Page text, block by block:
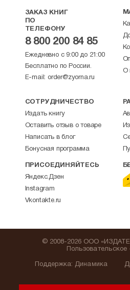
ЗАКАЗ КНИГ
ПО
ТЕЛЕФОНУ
8 800 200 84 85
Ежедневно с 9:00 до 21:00
Бесплатно по России.
E-mail: order@zyorna.ru
О
СОТРУДНИЧЕСТВО
Издать книгу
Оставить отзыв о товаре
Написать в блог
Бонусная программа
ПРИСОЕДИНЯЙТЕСЬ
Яндекс.Дзен
Instagram
Vkontakte.ru
Поддержка: Динамика
© 2008-2026 ООО